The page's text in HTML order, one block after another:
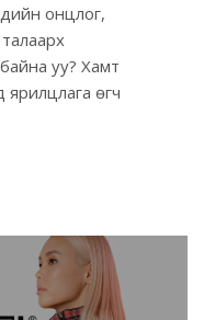
онцлог,
талаарх
байна уу? Хамт
өгч